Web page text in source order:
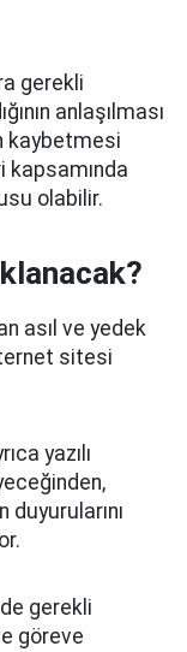
gerekli
anlaşılması
kaybetmesi
olabilir.
asıl ve yedek
sitesi
yazılı
gerekli
göreve